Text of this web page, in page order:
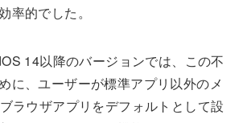
率的でした。
14以降のバージョンでは、この不
に、ユーザーが標準アプリ以外のメ
ラウザアプリをデフォルトとして設